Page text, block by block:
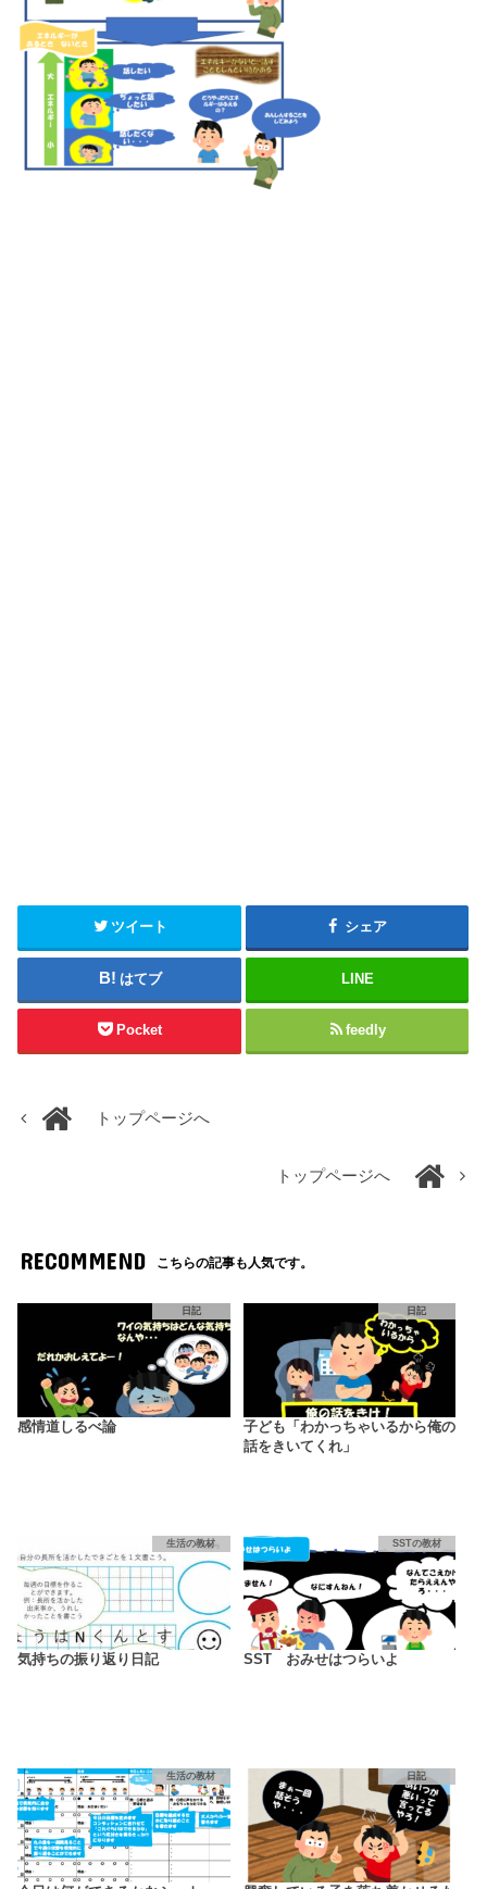
ツイート シェア
はてブ LINE
Pocket feedly
トップページへ
トップページへ
RECOMMEND こちらの記事も人気です。
日記
感情道しるべ論
日記
子ども「わかっちゃいるから俺の
話をきいてくれ」
生活の教材
気持ちの振り返り日記
SSTの教材
SST おみせはつらいよ
生活の教材 日記